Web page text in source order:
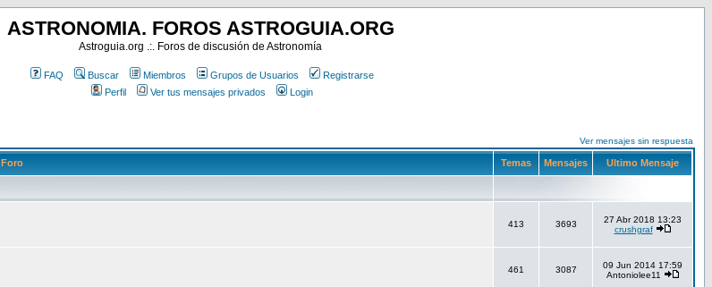
ASTRONOMIA. FOROS ASTROGUIA.ORG
Astroguia.org .:. Foros de discusión de Astronomía
FAQ Buscar Miembros Grupos de Usuarios
Registrarse
Perfil
Ver tus mensajes privados Login
Ver mensajes sin respuesta
Foro Temas Mensajes Ultimo Mensaje
413 3693
27 Abr 2018 13:23
crushgraf
461 3087
09 Jun 2014 17:59
Antoniolee11